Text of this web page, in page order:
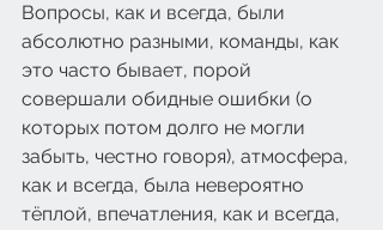
Вопросы, как и всегда, были
абсолютно разными, команды, как
это часто бывает, порой
совершали обидные ошибки (о
которых потом долго не могли
забыть, честно говоря), атмосфера,
как и всегда, была невероятно
тёплой, впечатления, как и всегда,